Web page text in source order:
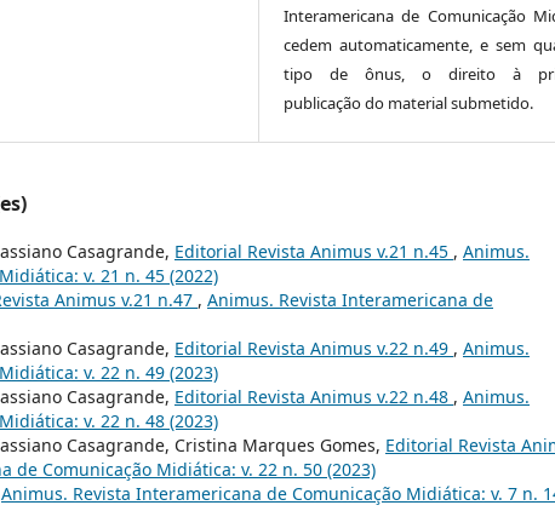
Interamericana de Comunicação
cedem automaticamente, e sem
tipo de ônus, o direito à
publicação do material submetido.
Casagrande, Editorial Revista Animus v.21 n.45 , Animus.
v. 21 n. 45 (2022)
Animus v.21 n.47 , Animus. Revista Interamericana de
Casagrande, Editorial Revista Animus v.22 n.49 , Animus.
v. 22 n. 49 (2023)
Casagrande, Editorial Revista Animus v.22 n.48 , Animus.
v. 22 n. 48 (2023)
Casagrande, Cristina Marques Gomes, Editorial Revista
de Comunicação Midiática: v. 22 n. 50 (2023)
Animus. Revista Interamericana de Comunicação Midiática: v. 7 n.